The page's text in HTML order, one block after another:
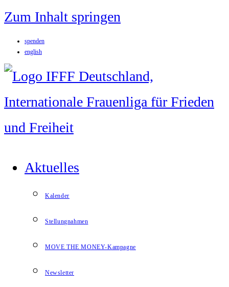
Zum Inhalt springen
spenden
english
Aktuelles
Kalender
Stellungnahmen
MOVE THE MONEY-Kampagne
Newsletter